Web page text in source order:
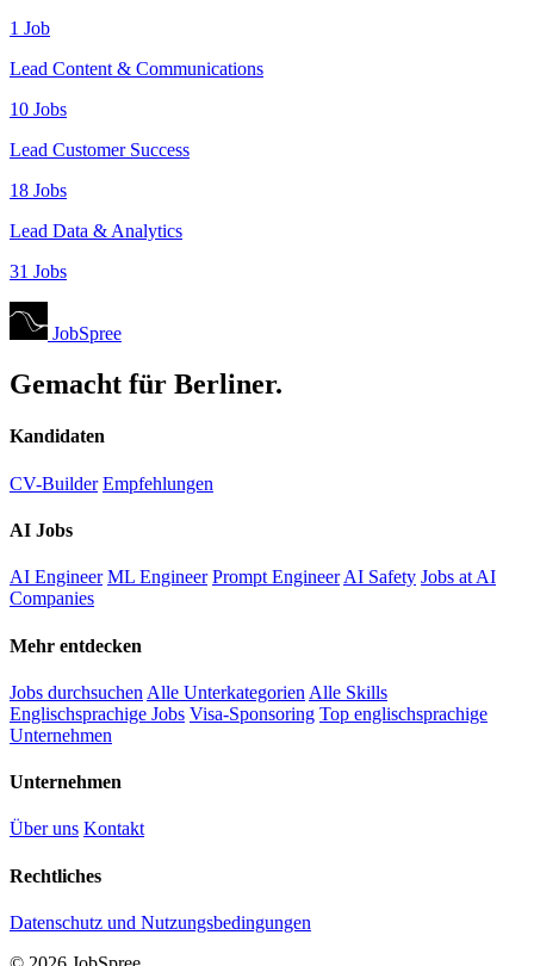
1 Job
Lead Content & Communications
10 Jobs
Lead Customer Success
18 Jobs
Lead Data & Analytics
31 Jobs
JobSpree
Gemacht für Berliner.
Kandidaten
CV-Builder Empfehlungen
AI Jobs
AI Engineer ML Engineer Prompt Engineer AI Safety Jobs at AI
Companies
Mehr entdecken
Jobs durchsuchen Alle Unterkategorien Alle Skills
Englischsprachige Jobs Visa-Sponsoring Top englischsprachige
Unternehmen
Unternehmen
Über uns Kontakt
Rechtliches
Datenschutz und Nutzungsbedingungen